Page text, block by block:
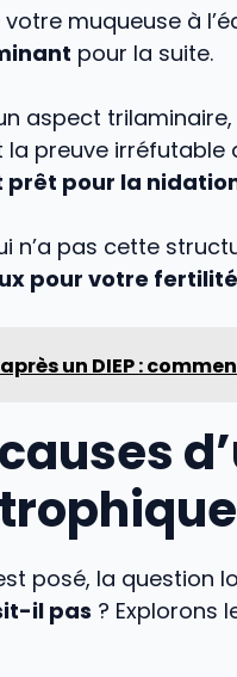
muqueuse à
pour la suite.
aspect
la preuve irréfutable
prêt pour la
n’a pas cette
pour votre fertilité
un DIEP :
posé, la question
il pas ? Explorons